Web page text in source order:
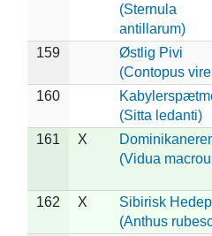
(Sternula
antillarum)
159
Østlig Pivi
(Contopus
160
(Sitta ledanti)
161 X
(Vidua
162
X
Sibirisk
(Anthus